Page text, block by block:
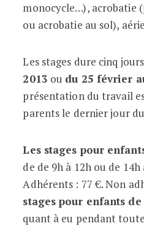
monocycle…), acrobatie
ou acrobatie au sol),
Les stages dure cinq jours
2013 ou du 25 février
présentation du travail
parents le dernier jour
Les stages pour
de de 9h à 12h ou de 14h
Adhérents : 77 €. Non
stages pour enfants de
quant à eu pendant